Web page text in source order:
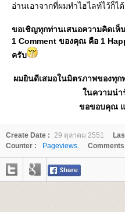
อ่านเอาจากที่ผมทำไฮไลท์ไว้ก็
ขอเชิญทุกท่านเสนอความคิดเห็
1 Comment ของคุณ คือ 1
ครับ
ผมยินดีเสมอในมิตรภาพของทุ
นความน่า
ขอขอบคุณ
Create Date : 29 ตุลาคม 2551
Counter :
Pageviews. Comments